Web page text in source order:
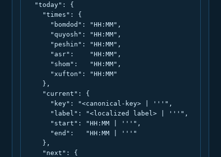
  "today": {
    "times": {
      "bomdod": "HH:MM",
      "quyosh": "HH:MM",
      "peshin": "HH:MM",
      "asr":    "HH:MM",
      "shom":   "HH:MM",
      "xufton": "HH:MM"
    },
    "current": {
      "key": "<canonical-key> | '''",
      "label": "<localized label> | '''",
      "start": "HH:MM | '''",
      "end":   "HH:MM | '''"
    },
    "next": {